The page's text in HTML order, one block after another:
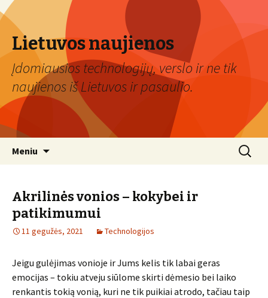
Lietuvos naujienos
Įdomiausios technologijų, verslo ir ne tik
naujienos iš Lietuvos ir pasaulio.
Meniu Ieškoti:
Akrilinės vonios – kokybei ir
patikimumui
11 gegužės, 2021 Technologijos
Jeigu gulėjimas vonioje ir Jums kelis tik labai geras
emocijas – tokiu atveju siūlome skirti dėmesio bei laiko
renkantis tokią vonią, kuri ne tik puikiai atrodo, tačiau taip